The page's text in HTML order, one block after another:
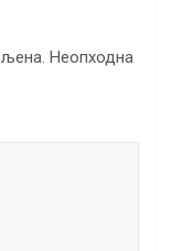
Неопходна